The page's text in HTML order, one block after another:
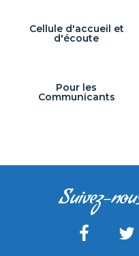
Cellule d'accueil et
d'écoute
Pour les
Communicants
Suivez-